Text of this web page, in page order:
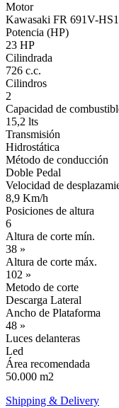
Motor
Kawasaki FR 691V-
Potencia (HP)
23 HP
Cilindrada
726 c.c.
Cilindros
2
Capacidad de
15,2 lts
Transmisión
Hidrostática
Método de conducción
Doble Pedal
Velocidad de
8,9 Km/h
Posiciones de altura
6
Altura de corte mín.
38 »
Altura de corte máx.
102 »
Metodo de corte
Descarga Lateral
Ancho de Plataforma
48 »
Luces delanteras
Led
Área recomendada
50.000 m2
Shipping & Delivery